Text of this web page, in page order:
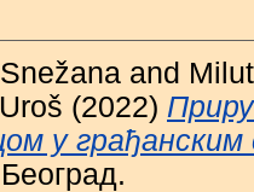
and
(2022)
у